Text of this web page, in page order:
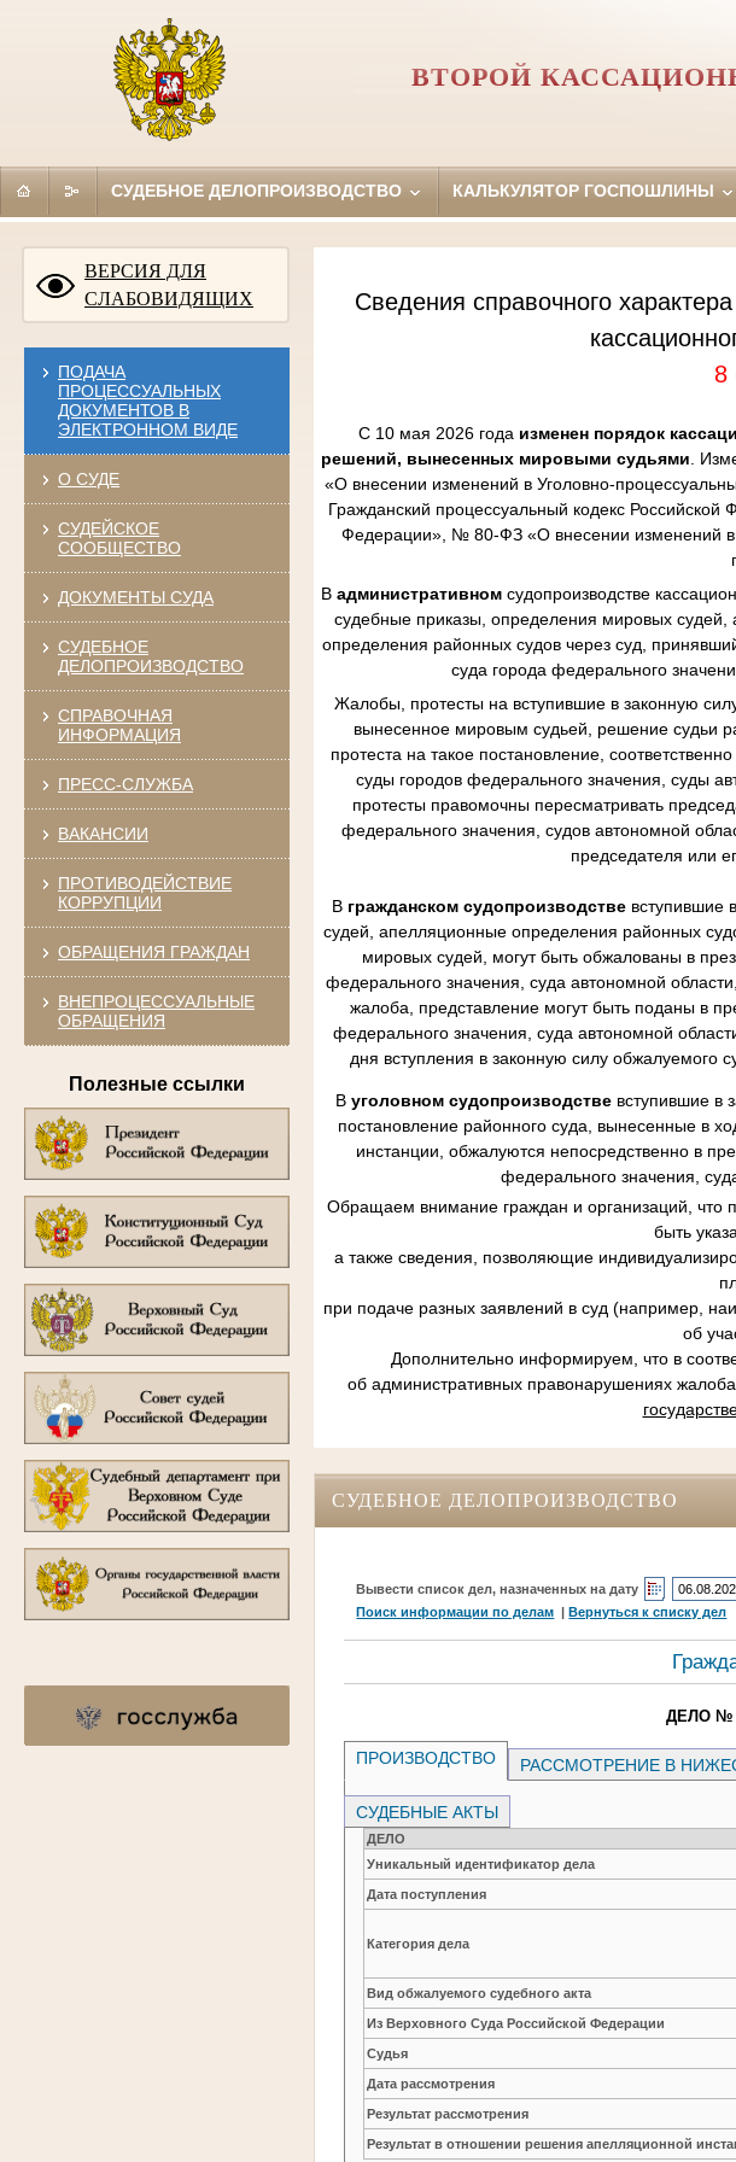
ВТОРОЙ
СУДЕБНОЕ ДЕЛОПРОИЗВОДСТВО КАЛЬКУЛЯТОР ГОСПОШЛИНЫ
ВЕРСИЯ ДЛЯ
СЛАБОВИДЯЩИХ
ПОДАЧА
ПРОЦЕССУАЛЬНЫХ
ДОКУМЕНТОВ В
ЭЛЕКТРОННОМ ВИДЕ
О СУДЕ
СУДЕЙСКОЕ
СООБЩЕСТВО
ДОКУМЕНТЫ СУДА
СУДЕБНОЕ
ДЕЛОПРОИЗВОДСТВО
СПРАВОЧНАЯ
ИНФОРМАЦИЯ
ПРЕСС-СЛУЖБА
ВАКАНСИИ
ПРОТИВОДЕЙСТВИЕ
КОРРУПЦИИ
ОБРАЩЕНИЯ ГРАЖДАН
ВНЕПРОЦЕССУАЛЬНЫЕ
ОБРАЩЕНИЯ
Полезные ссылки
Сведения справочного
8
С 10 мая 2026 года изменен порядок
решений, вынесенных мировыми судьями.
«О внесении изменений в Уголовно-
Гражданский процессуальный кодекс Российской
Федерации», № 80-ФЗ «О внесении изменений в
В административном судопроизводстве
судебные приказы, определения мировых
определения районных судов через суд,
суда города федерального
Жалобы, протесты на вступившие в законную
вынесенное мировым судьей, решение судьи
протеста на такое постановление,
суды городов федерального значения, суды
протесты правомочны пересматривать
федерального значения, судов автономной
председателя или
В гражданском судопроизводствевступившие
судей, апелляционные определения районных
мировых судей, могут быть обжалованы в
федерального значения, суда автономной
жалоба, представление могут быть поданы в
федерального значения, суда автономной
дня вступления в законную силу обжалуемого
В уголовном судопроизводстве вступившие в
постановление районного суда, вынесенные в
инстанции, обжалуются непосредственно в
федерального значения,
Обращаем внимание граждан и организаций, что
быть
а также сведения, позволяющие
при подаче разных заявлений в суд (например,
об
Дополнительно информируем, что в
об административных правонарушениях
СУДЕБНОЕ ДЕЛОПРОИЗВОДСТВО
Вывести список дел, назначенных на дату
Поиск информации по делам |Вернуться к списку дел
ДЕЛО №
ПРОИЗВОДСТВО РАССМОТРЕНИЕ В
СУДЕБНЫЕ АКТЫ
ДЕЛО
Уникальный идентификатор дела
Дата поступления
Категория дела
Вид обжалуемого судебного акта
Из Верховного Суда Российской Федерации
Судья
Дата рассмотрения
Результат рассмотрения
Результат в отношении решения апелляционной